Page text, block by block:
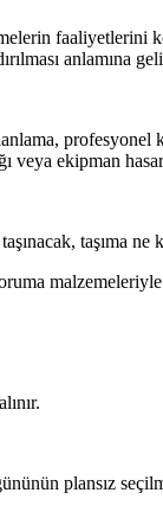
faaliyetlerini
anlamına
veya ekipman
taşıma ne
plansız